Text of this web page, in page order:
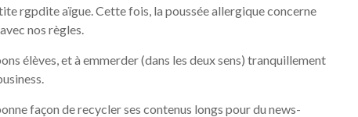
rgpdite aïgue. Cette fois, la poussée allergique concerne
nos règles.
élèves, et à emmerder (dans les deux sens) tranquillement
façon de recycler ses contenus longs pour du news-